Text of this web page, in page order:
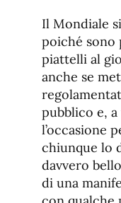
Il Mondiale
poiché sono
piattelli al
anche se
pubblico e,
l’occasione
chiunque lo
davvero
di una